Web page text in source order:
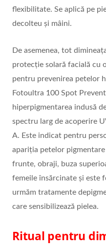
flexibilitate. Se aplică pe
decolteu și mâini.
De asemenea, tot
protecție solară facială cu
pentru prevenirea petelor
Fotoultra 100 Spot
hiperpigmentarea indusă
spectru larg de acoperire
A. Este indicat pentru
apariția petelor
frunte, obraji, buza
femeile însărcinate și este
urmăm tratamente
care sensibilizează pielea.
Ritual pentru